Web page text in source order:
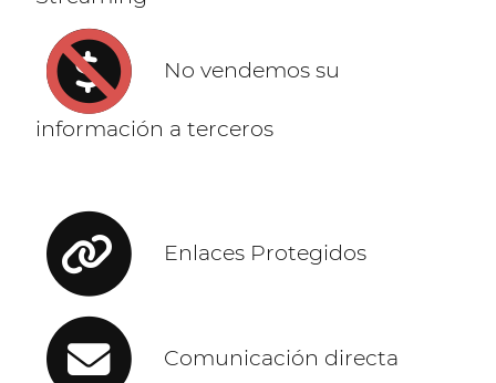
No vendemos su
información a terceros
Enlaces Protegidos
Comunicación directa